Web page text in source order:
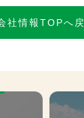
社情報TOPへ